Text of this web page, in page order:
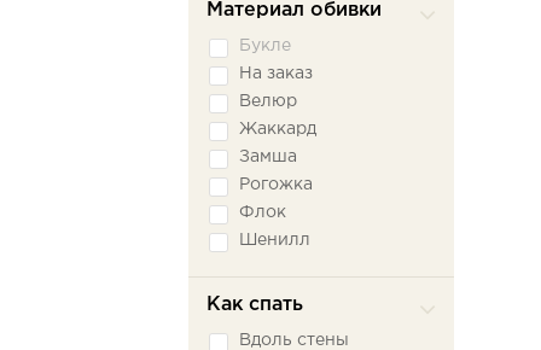
Материал обивки
Букле
На заказ
Велюр
Жаккард
Замша
Рогожка
Флок
Шенилл
Как спать
Вдоль стены